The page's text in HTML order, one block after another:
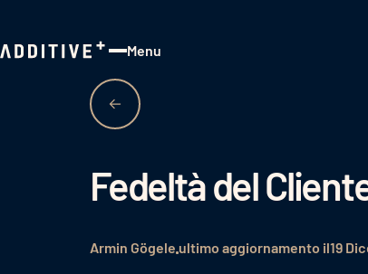
Menu
Fedeltà del
Armin Gögele ultimo aggiornamento il19